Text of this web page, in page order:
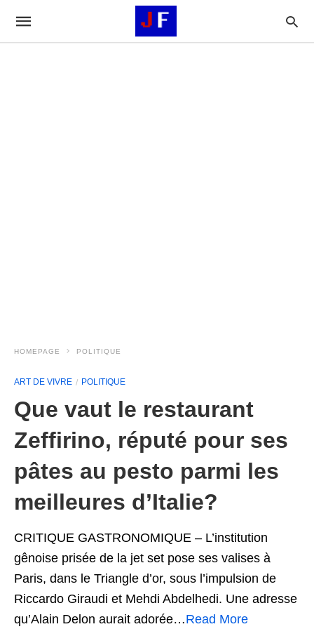
HOMEPAGE POLITIQUE
ART DE VIVRE POLITIQUE
Que vaut le restaurant
Zeffirino, réputé pour ses
pâtes au pesto parmi les
meilleures d’Italie?
CRITIQUE GASTRONOMIQUE – L’institution
gênoise prisée de la jet set pose ses valises à
Paris, dans le Triangle d’or, sous l’impulsion de
Riccardo Giraudi et Mehdi Abdelhedi. Une adresse
qu’Alain Delon aurait adorée…Read More